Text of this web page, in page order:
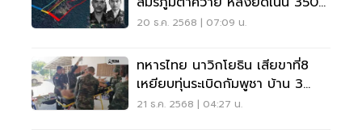
ได้สำเร็จ
20 ธ.ค. 2568 | 07:09 น.
ทหารไทย นาวิกโยธิน เสียขาที่8
เหยียบทุ่นระเบิดกัมพูชา บ้าน 3
หลัง จ.ตราด
21 ธ.ค. 2568 | 04:27 น.